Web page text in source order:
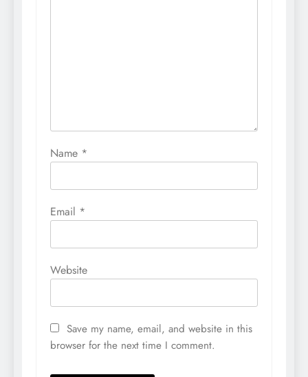
Name *
Email *
Website
Save my name, email, and website in this
browser for the next time I comment.